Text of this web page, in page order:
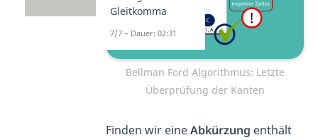
Bellman Ford Algorithmus: Letzte
Überprüfung der Kanten
Finden wir eineAbkürzung enthält
Gleitkomma
7/7 – Dauer: 02:31